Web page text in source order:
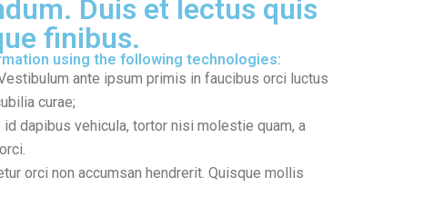
Duis et lectus quis
finibus.
using the following technologies:
ante ipsum primis in faucibus orci luctus
curae;
id dapibus vehicula, tortor nisi molestie quam, a
orci non accumsan hendrerit. Quisque mollis